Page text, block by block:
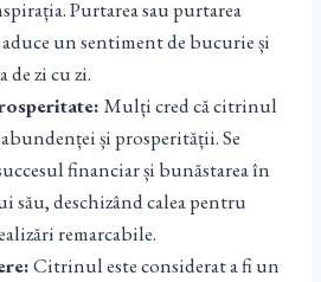
Purtarea sau purtarea
un sentiment de bucurie și
zi cu zi.
Mulți cred că citrinul
și prosperității. Se
financiar și bunăstarea în
său, deschizând calea pentru
remarcabile.
Citrinul este considerat a fi un